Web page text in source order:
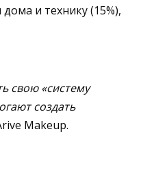
и технику (15%),
свою «систему
создать
Makeup.